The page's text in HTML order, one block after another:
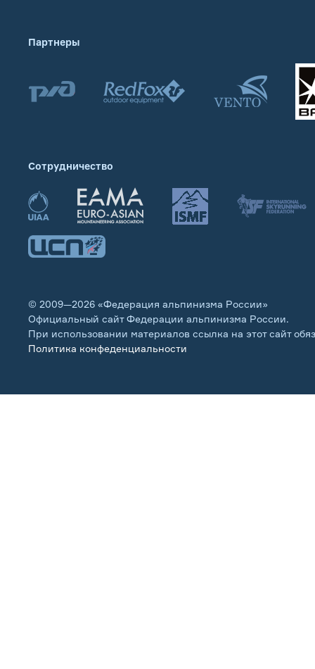
Партнеры
Сотрудничество
© 2009—2026 «Федерация альпинизма России»
Официальный сайт Федерации альпинизма России.
При использовании материалов ссылка на этот сайт
Политика конфеденциальности